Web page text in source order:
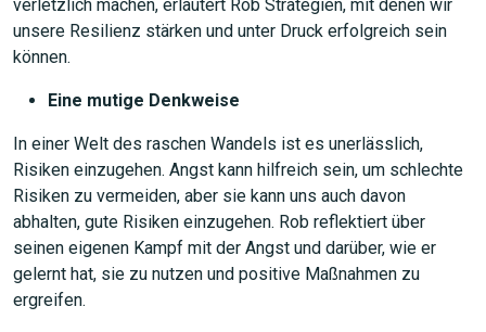
verletzlich machen, erläutert Rob Strategien, mit denen wir
unsere Resilienz stärken und unter Druck erfolgreich sein
können.
Eine mutige Denkweise
In einer Welt des raschen Wandels ist es unerlässlich,
Risiken einzugehen. Angst kann hilfreich sein, um schlechte
Risiken zu vermeiden, aber sie kann uns auch davon
abhalten, gute Risiken einzugehen. Rob reflektiert über
seinen eigenen Kampf mit der Angst und darüber, wie er
gelernt hat, sie zu nutzen und positive Maßnahmen zu
ergreifen.